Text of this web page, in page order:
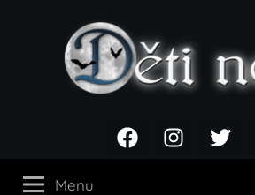
noci
FacebookInstagramTwitter
Menu